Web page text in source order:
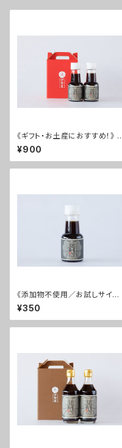
《ギフト・お土産におすすめ！》 く
ろぽんミニ 2本セット
¥900
《添加物不使用／お試しサイ
ズ！》 伊勢屋のぽん酢 くろぽんミ
ニ
¥350